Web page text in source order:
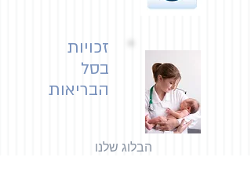
זכויות
בסל
הבריאות
הבלוג שלנו